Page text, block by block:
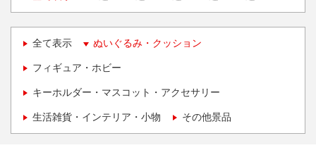
全て表示 ぬいぐるみ・クッション
フィギュア・ホビー
キーホルダー・マスコット・アクセサリー
生活雑貨・インテリア・小物 その他景品